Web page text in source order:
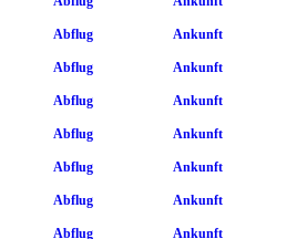
Abflug Ankunft
Abflug Ankunft
Abflug Ankunft
Abflug Ankunft
Abflug Ankunft
Abflug Ankunft
Abflug Ankunft